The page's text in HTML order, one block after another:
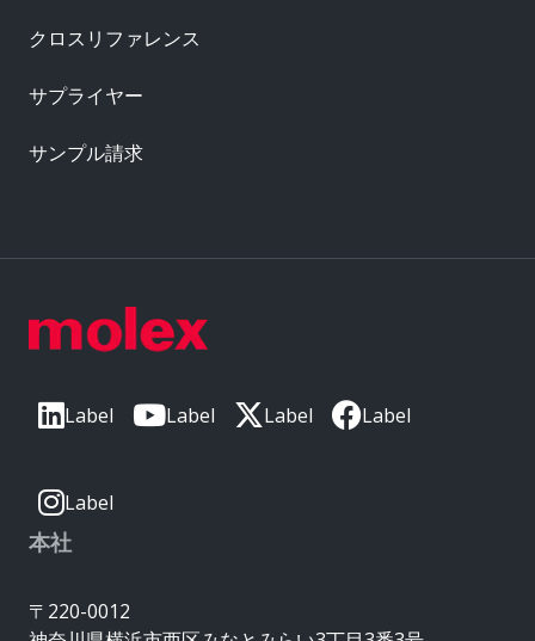
Label Label Label Label
Label
本社
〒220-0012
クロスリファレンス
サプライヤー
サンプル請求